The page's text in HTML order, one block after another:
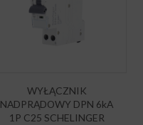
WYŁĄCZNIK
NADPRĄDOWY DPN 6kA
1P C25 SCHELINGER